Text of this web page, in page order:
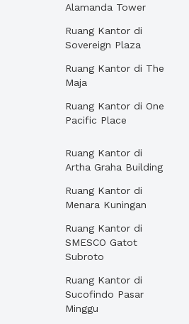
Alamanda Tower
Ruang Kantor di
Sovereign Plaza
Ruang Kantor di The
Maja
Ruang Kantor di One
Pacific Place
Ruang Kantor di
Artha Graha Building
Ruang Kantor di
Menara Kuningan
Ruang Kantor di
SMESCO Gatot
Subroto
Ruang Kantor di
Sucofindo Pasar
Minggu